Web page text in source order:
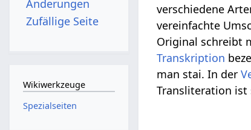
verschiedene
vereinfachte
Original schreibt
Transkription
man stai. In der
Transliteration
Änderungen
Zufällige Seite
Wikiwerkzeuge
Spezialseiten